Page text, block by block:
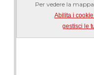
Per vedere la
Abilita i
gestisci le